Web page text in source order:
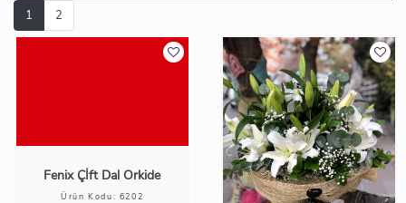
1 2
Fenix Çİft Dal Orkide
Ürün Kodu: 6202